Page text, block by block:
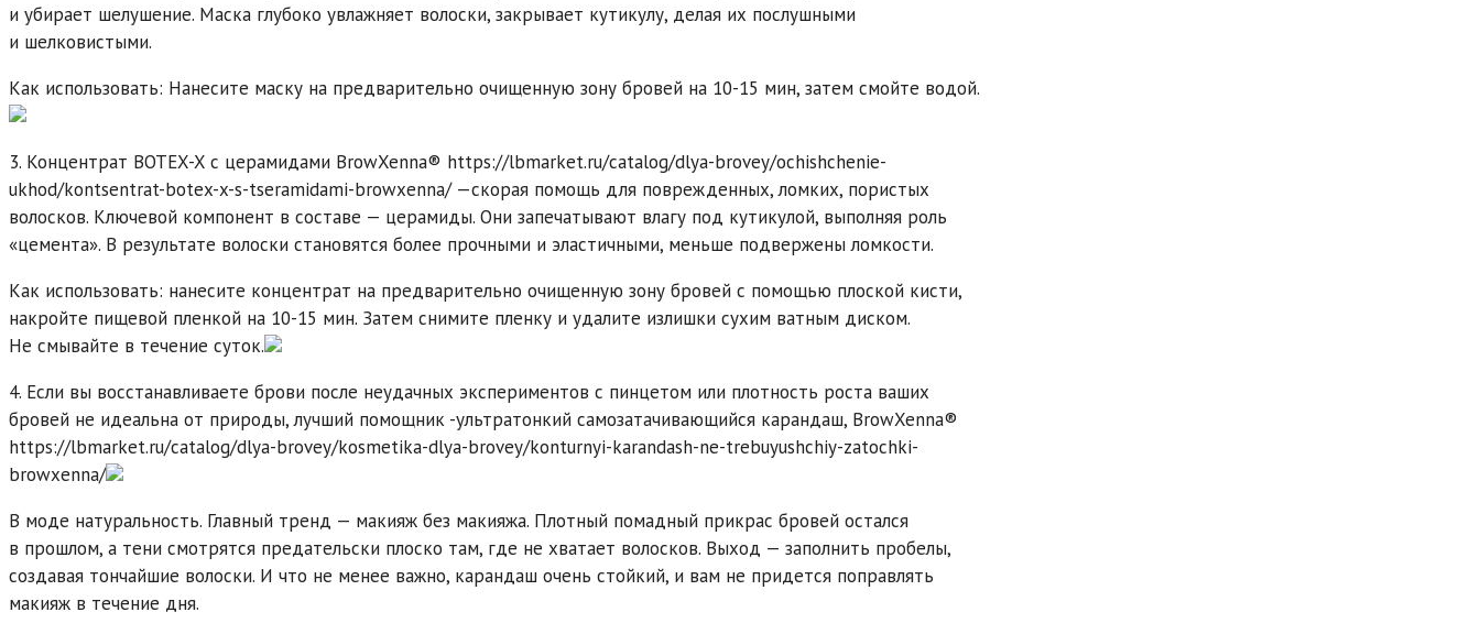
и убирает шелушение. Маска глубоко увлажняет волоски, закрывает кутикулу, делая их послушными
и шелковистыми.
Как использовать: Нанесите маску на предварительно очищенную зону бровей на 10-15 мин, затем смойте водой.
3. Концентрат BOTEX-X с церамидами BrowXenna® https://lbmarket.ru/catalog/dlya-brovey/ochishchenie-
ukhod/kontsentrat-botex-x-s-tseramidami-browxenna/ —скорая помощь для поврежденных, ломких, пористых
волосков. Ключевой компонент в составе — церамиды. Они запечатывают влагу под кутикулой, выполняя роль
«цемента». В результате волоски становятся более прочными и эластичными, меньше подвержены ломкости.
Как использовать: нанесите концентрат на предварительно очищенную зону бровей с помощью плоской кисти,
накройте пищевой пленкой на 10-15 мин. Затем снимите пленку и удалите излишки сухим ватным диском.
Не смывайте в течение суток.
4. Если вы восстанавливаете брови после неудачных экспериментов с пинцетом или плотность роста ваших
бровей не идеальна от природы, лучший помощник -ультратонкий самозатачивающийся карандаш, BrowXenna®
https://lbmarket.ru/catalog/dlya-brovey/kosmetika-dlya-brovey/konturnyi-karandash-ne-trebuyushchiy-zatochki-
browxenna/
В моде натуральность. Главный тренд — макияж без макияжа. Плотный помадный прикрас бровей остался
в прошлом, а тени смотрятся предательски плоско там, где не хватает волосков. Выход — заполнить пробелы,
создавая тончайшие волоски. И что не менее важно, карандаш очень стойкий, и вам не придется поправлять
макияж в течение дня.